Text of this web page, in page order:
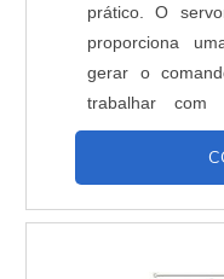
prático. O
proporciona
gerar o
trabalhar com
servomotor é
industria, onde
utilizado em